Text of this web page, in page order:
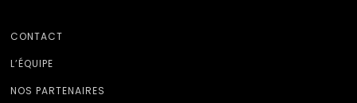
CONTACT
L’ÉQUIPE
NOS PARTENAIRES